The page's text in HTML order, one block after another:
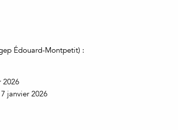
Édouard-Montpetit) :
2026
janvier 2026